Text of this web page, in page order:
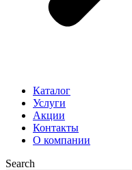
Каталог
Услуги
Акции
Контакты
О компании
Search